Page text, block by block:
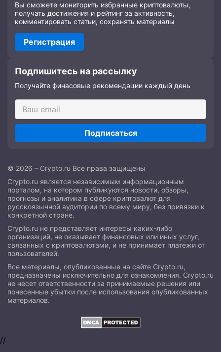
Вы сможете мониторить избранные криптовалюты,
получать достижения и рейтинг за активность,
комментировать статьи, сохранять материалы
Регистрация
Подпишитесь на рассылку
Получайте финасовые рекомендации каждый день
Подписаться
© 2026 – Crypto.ru Все права защищены
Crypto.ru является независимым информационным
порталом, на котором публикуются новости, обзоры,
прогнозы и аналитика в сфере криптовалют для
русскоязычной аудитории по всему миру, без привязки к
конкретной стране.
Crypto.ru не представляет интересы каких-либо
организаций, не оказывает финансовых или иных услуг,
связанных с криптовалютами, и не принимает платежи от
пользователей.
Все материалы, опубликованные на сайте Crypto.ru,
предназначены исключительно для ознакомления. Crypto.ru
не несет ответственности за принимаемые решения или
понесенные убытки после использования опубликованных
материалов.
//